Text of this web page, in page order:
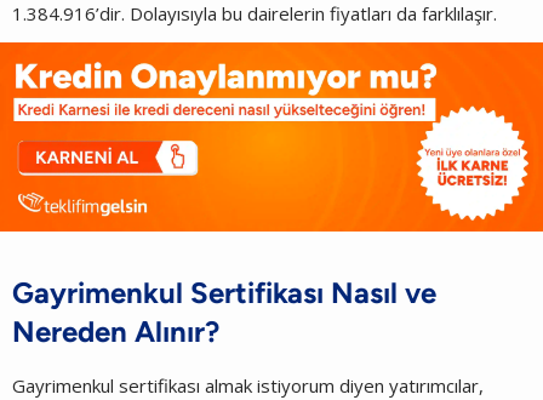
1.384.916’dir. Dolayısıyla bu dairelerin fiyatları da farklılaşır.
Gayrimenkul Sertifikası Nasıl ve
Nereden Alınır?
Gayrimenkul sertifikası almak istiyorum diyen yatırımcılar,